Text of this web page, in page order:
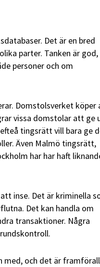
Det är en bred
parter. Tanken är god,
personer och om
Domstolsverket köper
vissa domstolar att ge
tingsrätt vill bara ge
Även Malmö tingsrätt,
har har haft
inse. Det är kriminella
Det kan handla om
transaktioner. Några
med, och det är